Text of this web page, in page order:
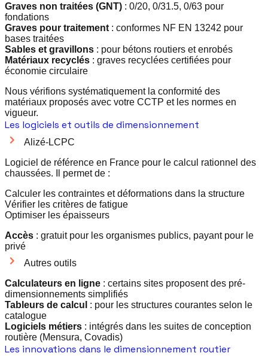
Graves non traitées (GNT) : 0/20, 0/31.5, 0/63 pour
fondations
Graves pour traitement : conformes NF EN 13242 pour
bases traitées
Sables et gravillons : pour bétons routiers et enrobés
Matériaux recyclés : graves recyclées certifiées pour
économie circulaire
Nous vérifions systématiquement la conformité des
matériaux proposés avec votre CCTP et les normes en
vigueur.
Les logiciels et outils de dimensionnement
Alizé-LCPC
Logiciel de référence en France pour le calcul rationnel des
chaussées. Il permet de :
Calculer les contraintes et déformations dans la structure
Vérifier les critères de fatigue
Optimiser les épaisseurs
Accès : gratuit pour les organismes publics, payant pour le
privé
Autres outils
Calculateurs en ligne : certains sites proposent des pré-
dimensionnements simplifiés
Tableurs de calcul : pour les structures courantes selon le
catalogue
Logiciels métiers : intégrés dans les suites de conception
routière (Mensura, Covadis)
Les innovations dans le dimensionnement routier